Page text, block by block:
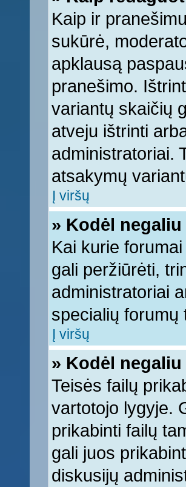
Kaip ir
sukūrė,
apklausą
pranešimo.
variantų skaičių
atveju ištrinti
administratoriai.
atsakymų
Į viršų
» Kodėl
Kai kurie
gali peržiūrėti,
administratoriai
specialių forumų
Į viršų
» Kodėl
Teisės failų
vartotojo lygyje.
prikabinti failų
gali juos
diskusijų